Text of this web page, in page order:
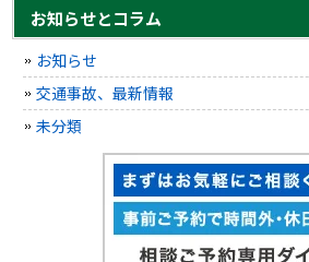
お知らせとコラム
お知らせ
交通事故、最新情報
未分類